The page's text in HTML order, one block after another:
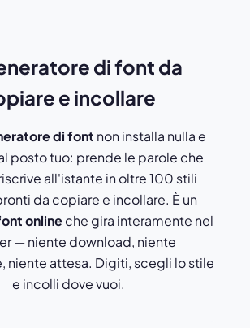
di font da
e incollare
di font non installa nulla e
posto tuo: prende le parole che
all'istante in oltre 100 stili
da copiare e incollare. È un
onlineche gira interamente nel
— niente download, niente
niente attesa. Digiti, scegli lo stile
e incolli dove vuoi.